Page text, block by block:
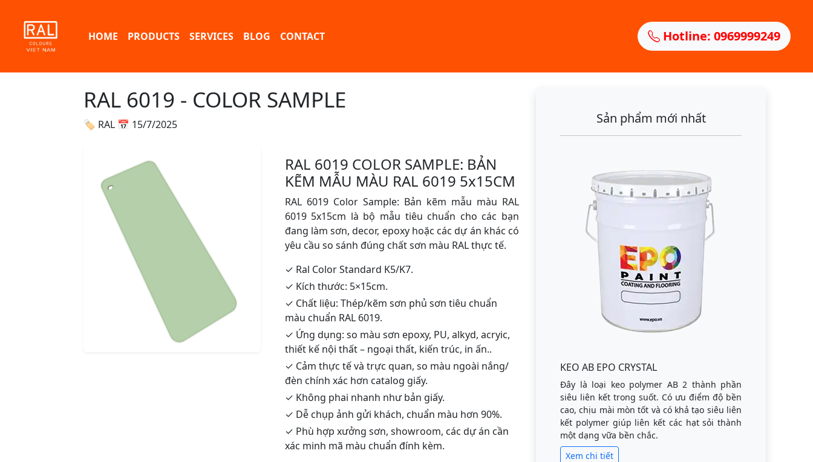
HOME PRODUCTS SERVICES BLOG CONTACT Hotline: 0969999249
RAL 6019 - COLOR SAMPLE
🏷 RAL 📅 15/7/2025
RAL 6019 COLOR SAMPLE: BẢN
KẼM MẪU MÀU RAL 6019 5x15CM
RAL 6019 Color Sample: Bản kẽm mẫu màu RAL
6019 5x15cm là bộ mẫu tiêu chuẩn cho các bạn
đang làm sơn, decor, epoxy hoặc các dự án khác có
yêu cầu so sánh đúng chất sơn màu RAL thực tế.
✓ Ral Color Standard K5/K7.
✓ Kích thước: 5×15cm.
✓ Chất liệu: Thép/kẽm sơn phủ sơn tiêu chuẩn
màu chuẩn RAL 6019.
✓ Ứng dụng: so màu sơn epoxy, PU, alkyd, acryic,
thiết kế nội thất – ngoại thất, kiến trúc, in ấn..
✓ Cảm thực tế và trực quan, so màu ngoài nắng/
đèn chính xác hơn catalog giấy.
✓ Không phai nhanh như bản giấy.
✓ Dễ chụp ảnh gửi khách, chuẩn màu hơn 90%.
✓ Phù hợp xưởng sơn, showroom, các dự án cần
xác minh mã màu chuẩn đính kèm.
Sản phẩm mới nhất
KEO AB EPO CRYSTAL
Đây là loại keo polymer AB 2 thành phần
siêu liên kết trong suốt. Có ưu điểm độ bền
cao, chịu mài mòn tốt và có khả tạo siêu liên
kết polymer giúp liên kết các hạt sỏi thành
một dạng vữa bền chắc.
Xem chi tiết